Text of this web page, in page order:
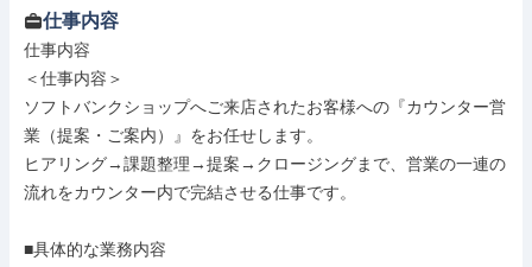
仕事内容
仕事内容
＜仕事内容＞
ソフトバンクショップへご来店されたお客様への『カウンター営
業（提案・ご案内）』をお任せします。
ヒアリング→課題整理→提案→クロージングまで、営業の一連の
流れをカウンター内で完結させる仕事です。
■具体的な業務内容